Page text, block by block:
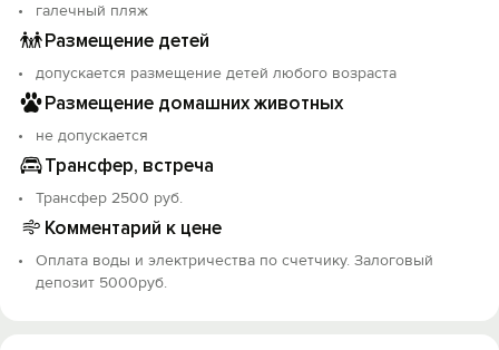
галечный пляж
Размещение детей
допускается размещение детей любого возраста
Размещение домашних животных
не допускается
Трансфер, встреча
Трансфер 2500 руб.
Комментарий к цене
Оплата воды и электричества по счетчику. Залоговый
депозит 5000руб.